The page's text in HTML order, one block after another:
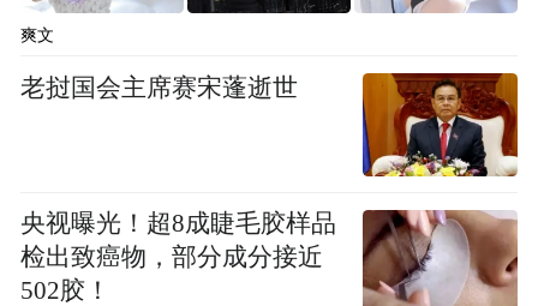
爽文
老挝国会主席赛宋蓬逝世
央视曝光！超8成睫毛胶样品
检出致癌物，部分成分接近
502胶！